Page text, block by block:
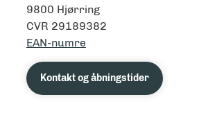
9800 Hjørring
CVR 29189382
EAN-numre
Kontakt og åbningstider